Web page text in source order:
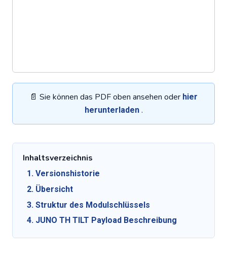
📄 Sie können das PDF oben ansehen oder hier
herunterladen .
Inhaltsverzeichnis
1. Versionshistorie
2. Übersicht
3. Struktur des Modulschlüssels
4. JUNO TH TILT Payload Beschreibung